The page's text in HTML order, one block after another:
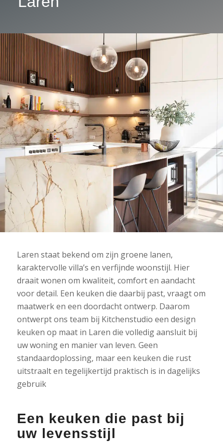
Laren staat bekend om zijn groene lanen,
karaktervolle villa’s en verfijnde woonstijl. Hier
draait wonen om kwaliteit, comfort en aandacht
voor detail. Een keuken die daarbij past, vraagt om
maatwerk en een doordacht ontwerp. Daarom
ontwerpt ons team bij Kitchenstudio een design
keuken op maat in Laren die volledig aansluit bij
uw woning en manier van leven. Geen
standaardoplossing, maar een keuken die rust
uitstraalt en tegelijkertijd praktisch is in dagelijks
gebruik
Een keuken die past bij
uw levensstijl